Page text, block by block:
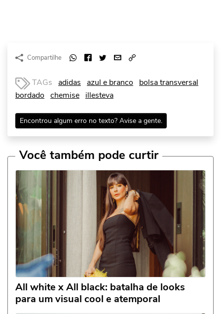
Compartilhe
TAGs adidas azul e branco bolsa transversal
bordado chemise illesteva
Encontrou algum erro no texto? Avise a gente.
Você também pode curtir
All white x All black: batalha de looks
para um visual cool e atemporal